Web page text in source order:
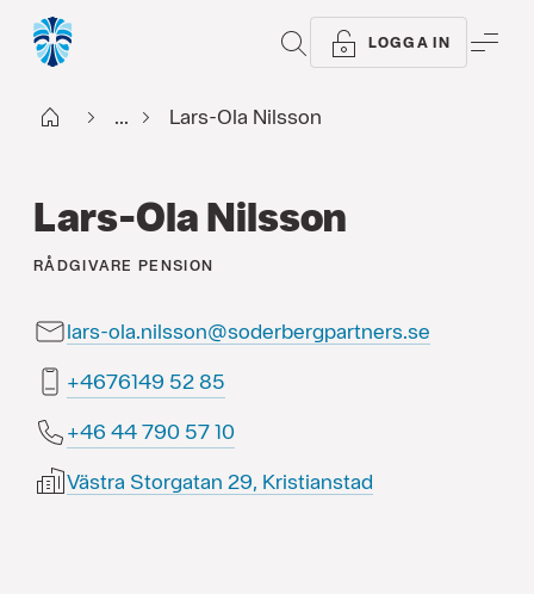
SÖK LOGGA IN
Start ... Lars-Ola Nilsson
Lars-Ola Nilsson
RÅDGIVARE PENSION
lars-ola.nilsson@soderbergpartners.se
58 25 9416764+
01 75 097 44 64+
Västra Storgatan 29, Kristianstad